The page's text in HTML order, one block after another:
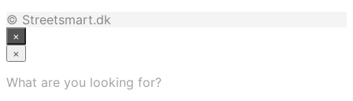
© Streetsmart.dk
×
×
What are you looking for?